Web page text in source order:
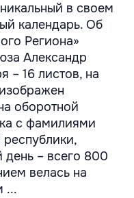
в своем
календарь. Об
Региона»
Александр
– 16 листов, на
оборотной
с фамилиями
день – всего 800
велась на
...